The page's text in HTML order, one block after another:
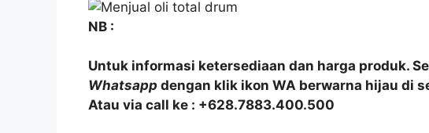
NB :
Untuk informasi ketersediaan dan harga produk.
Whatsapp dengan klik ikon WA berwarna hijau di
Atau via call ke : +628.7883.400.500